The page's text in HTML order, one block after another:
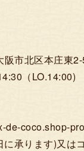
市北区本庄東2-
（LO.14:00)
de-coco.shop-
承ります)又は